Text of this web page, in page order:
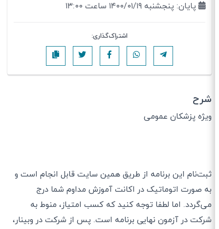
پایان: پنجشنبه ۱۴۰۰/۰۱/۱۹ ساعت ۱۳:۰۰
اشتراک‌گذاری:
شرح
ویژه پزشکان عمومی
ثبت‌نام این برنامه از طریق همین سایت قابل انجام است و
به صورت اتوماتیک در اکانت آموزش مداوم شما درج
می‌گردد. اما لطفا توجه کنید که کسب امتیاز، منوط به
شرکت در آزمون نهایی برنامه است. پس از شرکت در وبینار،